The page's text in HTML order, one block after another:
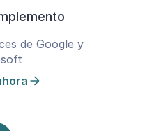
de Google y